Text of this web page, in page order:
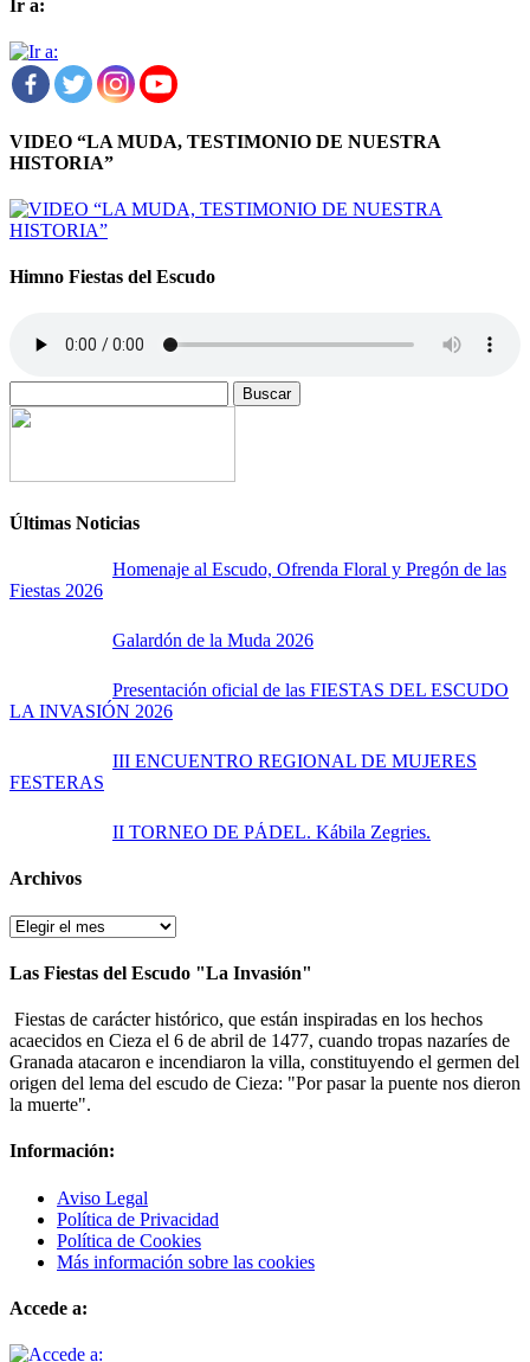
Ir a:
VIDEO “LA MUDA, TESTIMONIO DE NUESTRA
HISTORIA”
Himno Fiestas del Escudo
Últimas Noticias
Homenaje al Escudo, Ofrenda Floral y Pregón de las
Fiestas 2026
Galardón de la Muda 2026
Presentación oficial de las FIESTAS DEL ESCUDO
LA INVASIÓN 2026
III ENCUENTRO REGIONAL DE MUJERES
FESTERAS
II TORNEO DE PÁDEL. Kábila Zegries.
Archivos
Archivos
Las Fiestas del Escudo "La Invasión"
Fiestas de carácter histórico, que están inspiradas en los hechos
acaecidos en Cieza el 6 de abril de 1477, cuando tropas nazaríes de
Granada atacaron e incendiaron la villa, constituyendo el germen del
origen del lema del escudo de Cieza: "Por pasar la puente nos dieron
la muerte".
Información:
Aviso Legal
Política de Privacidad
Política de Cookies
Más información sobre las cookies
Accede a: